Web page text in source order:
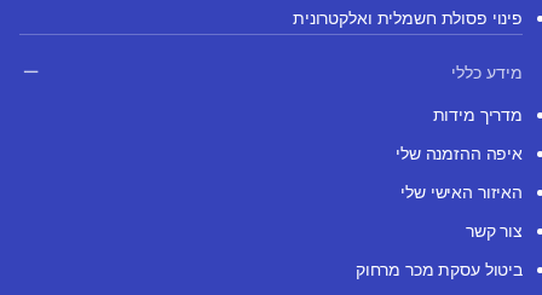
פינוי פסולת חשמלית ואלקטרונית
מידע כללי
מדריך מידות
איפה ההזמנה שלי
האיזור האישי שלי
צור קשר
ביטול עסקת מכר מרחוק